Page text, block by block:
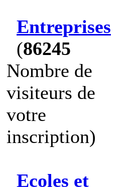
Entreprises
(86245
Nombre de
visiteurs de
votre
inscription)
Ecoles et